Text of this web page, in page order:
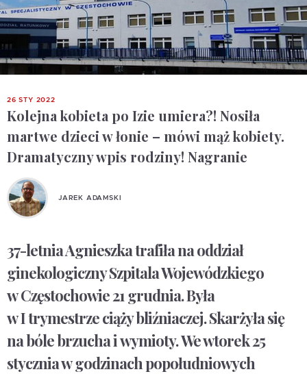
26 STY 2022
Kolejna kobieta po Izie umiera?! Nosiła
martwe dzieci w łonie – mówi mąż kobiety.
Dramatyczny wpis rodziny! Nagranie
JAREK ADAMSKI
37-letnia Agnieszka trafiła na oddział
ginekologiczny Szpitala Wojewódzkiego
w Częstochowie 21 grudnia. Była
w I trymestrze ciąży bliźniaczej. Skarżyła się
na bóle brzucha i wymioty.We wtorek 25
stycznia w godzinach popołudniowych